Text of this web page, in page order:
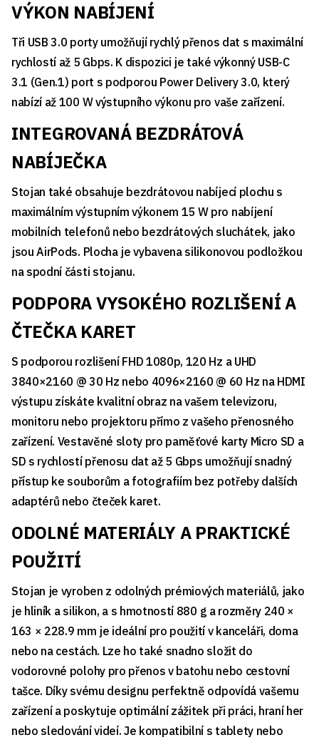
VÝKON NABÍJENÍ
Tři USB 3.0 porty umožňují rychlý přenos dat s maximální
rychlostí až 5 Gbps. K dispozici je také výkonný USB-C
3.1 (Gen.1) port s podporou Power Delivery 3.0, který
nabízí až 100 W výstupního výkonu pro vaše zařízení.
INTEGROVANÁ BEZDRÁTOVÁ
NABÍJEČKA
Stojan také obsahuje bezdrátovou nabíjecí plochu s
maximálním výstupním výkonem 15 W pro nabíjení
mobilních telefonů nebo bezdrátových sluchátek, jako
jsou AirPods. Plocha je vybavena silikonovou podložkou
na spodní části stojanu.
PODPORA VYSOKÉHO ROZLIŠENÍ A
ČTEČKA KARET
S podporou rozlišení FHD 1080p, 120 Hz a UHD
3840×2160 @ 30 Hz nebo 4096×2160 @ 60 Hz na HDMI
výstupu získáte kvalitní obraz na vašem televizoru,
monitoru nebo projektoru přímo z vašeho přenosného
zařízení. Vestavěné sloty pro paměťové karty Micro SD a
SD s rychlostí přenosu dat až 5 Gbps umožňují snadný
přístup ke souborům a fotografiím bez potřeby dalších
adaptérů nebo čteček karet.
ODOLNÉ MATERIÁLY A PRAKTICKÉ
POUŽITÍ
Stojan je vyroben z odolných prémiových materiálů, jako
je hliník a silikon, a s hmotností 880 g a rozměry 240 ×
163 × 228.9 mm je ideální pro použití v kanceláři, doma
nebo na cestách. Lze ho také snadno složit do
vodorovné polohy pro přenos v batohu nebo cestovní
tašce. Díky svému designu perfektně odpovídá vašemu
zařízení a poskytuje optimální zážitek při práci, hraní her
nebo sledování videí. Je kompatibilní s tablety nebo